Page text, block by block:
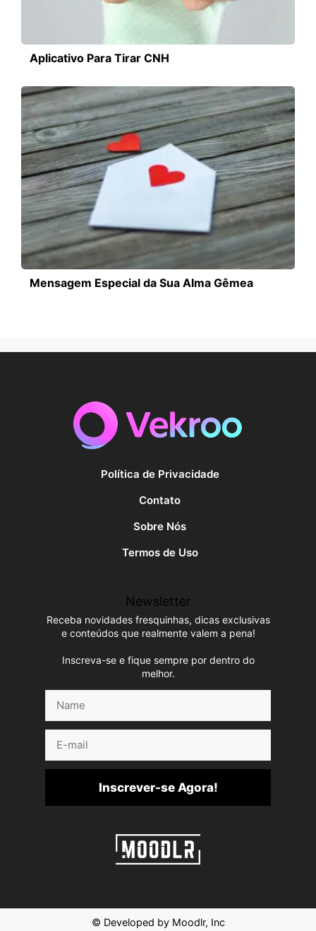
Aplicativo Para Tirar CNH
Mensagem Especial da Sua Alma Gêmea
Política de Privacidade
Contato
Sobre Nós
Termos de Uso
Newsletter
Receba novidades fresquinhas, dicas exclusivas
e conteúdos que realmente valem a pena!
Inscreva-se e fique sempre por dentro do
melhor.
mail
Inscrever-se Agora!